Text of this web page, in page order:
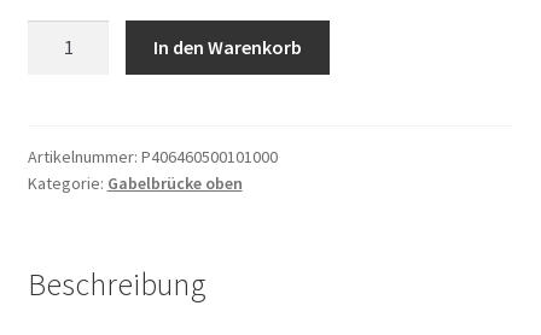
Menge
In den Warenkorb
Artikelnummer: P406460500101000
Kategorie: Gabelbrücke oben
Beschreibung